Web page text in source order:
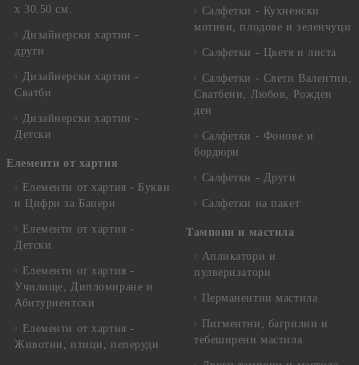
x 30.50 см.
Дизайнерски хартии -
други
Дизайнерски хартии -
Сватби
Дизайнерски хартии -
Детски
Елементи от хартия
Елементи от хартия - Букви
и Цифри за Банери
Елементи от хартия -
Детски
Елементи от хартия -
Училище, Дипломиране и
Абитуриентски
Елементи от хартия -
Животни, птици, пеперуди
Салфетки - Кухненски
мотиви, плодове и зеленчуци
Салфетки - Цветя и листа
Салфетки - Свети Валентин,
Сватбени, Любов, Рожден
ден
Салфетки - Фонове и
бордюри
Салфетки - Други
Салфетки на пакет
Тампони и мастила
Апликатори и
пулверизатори
Перманентни мастила
Пигментни, багрилни и
тебеширени мастила